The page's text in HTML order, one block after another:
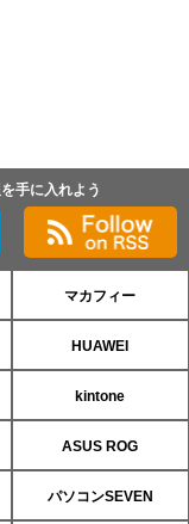
手に入れよう
マカフィー
HUAWEI
kintone
ASUS ROG
パソコンSEVEN